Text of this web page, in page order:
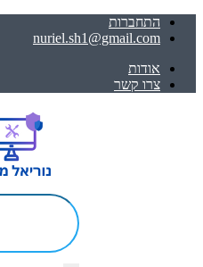
התחברות
nuriel.sh1@gmail.com
אודות
צרו קשר